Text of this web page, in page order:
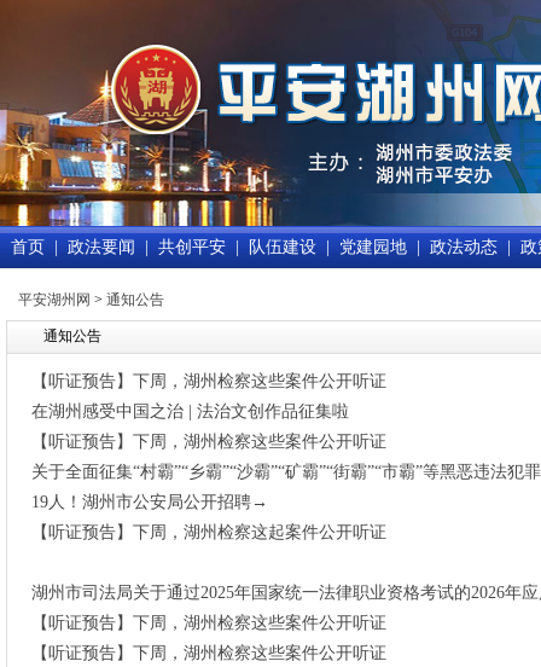
首页 政法要闻 共创平安 队伍建设 党建园地 政法动态 政
平安湖州网 > 通知公告
通知公告
【听证预告】下周，湖州检察这些案件公开听证
在湖州感受中国之治 | 法治文创作品征集啦
【听证预告】下周，湖州检察这些案件公开听证
关于全面征集“村霸”“乡霸”“沙霸”“矿霸”“街霸”“市霸”等黑恶违法犯
19人！湖州市公安局公开招聘→
【听证预告】下周，湖州检察这起案件公开听证
湖州市司法局关于通过2025年国家统一法律职业资格考试的2026年
【听证预告】下周，湖州检察这些案件公开听证
【听证预告】下周，湖州检察这些案件公开听证